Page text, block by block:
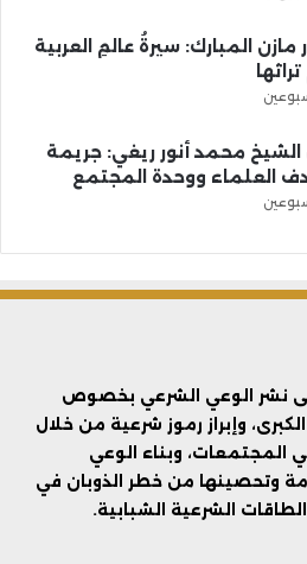
مازن المبارك: سيرةُ عالمِ العربية
الشيخ محمد أنور ريغي: جريمة
العلماء ووحدة المجتمع
نشر الوعي الشرعي بخصوص
وإبراز رموز شرعية من خلال
المجتمعات، وبناء الوعي
وتحصينها من خطر الذوبان في
الشرعية الشبابية.